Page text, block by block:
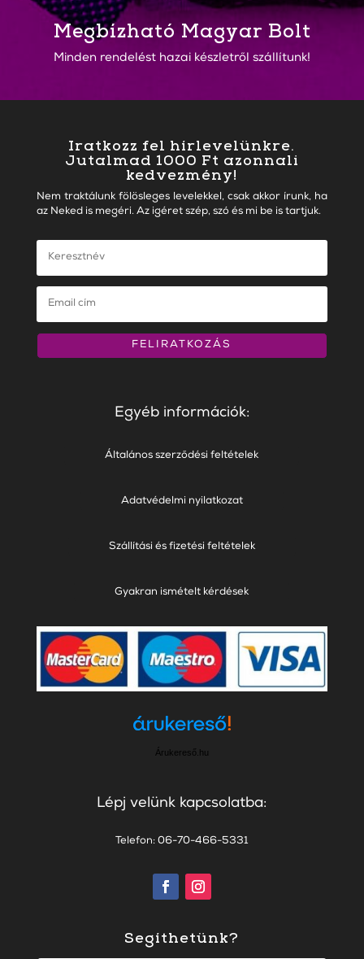
Megbízható Magyar Bolt
Minden rendelést hazai készletről szállítunk!
Iratkozz fel hírlevelünkre.
Jutalmad 1000 Ft azonnali
kedvezmény!
Nem traktálunk fölösleges levelekkel, csak akkor írunk, ha
az Neked is megéri. Az igéret szép, szó és mi be is tartjuk.
FELIRATKOZÁS
Egyéb információk:
Általános szerződési feltételek
Adatvédelmi nyilatkozat
Szállítási és fizetési feltételek
Gyakran ismételt kérdések
Árukereső.hu
Lépj velünk kapcsolatba:
Telefon: 06-70-466-5331
Segíthetünk?